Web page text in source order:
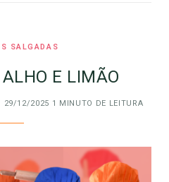
SALGADAS
E LIMÃO
29/12/2025 1 MINUTO DE LEITURA